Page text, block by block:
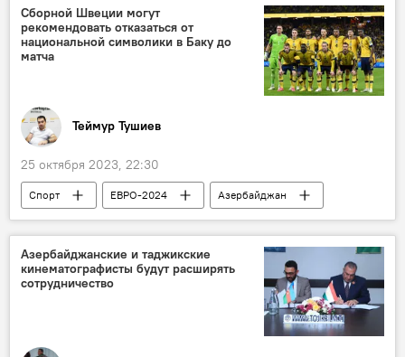
"Один пояс - один путь"
Сборной Швеции могут
рекомендовать отказаться от
национальной символики в Баку до
матча
Теймур Тушиев
25 октября 2023, 22:30
Спорт ЕВРО-2024
Азербайджан
Матч
Швеция
Футбол
национальная символика
Билеты
Азербайджанские и таджикские
кинематографисты будут расширять
сотрудничество